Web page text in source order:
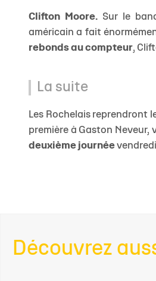
Clifton Moore.Sur le
américain a fait
rebonds au compteur,
La suite
Les Rochelais reprendront
première à Gaston
deuxième journée
Découvrez